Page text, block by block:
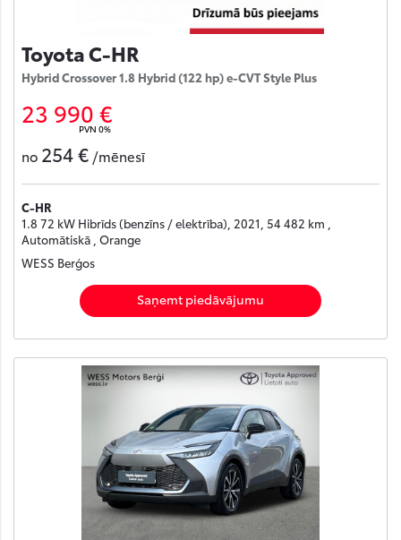
Toyota C-HR
Hybrid Crossover 1.8 Hybrid (122 hp) e-CVT Style Plus
23 990 €
PVN 0%
no 254 € /mēnesī
C-HR
1.8 72 kW Hibrīds (benzīns / elektrība), 2021, 54 482 km ,
Automātiskā , Orange
WESS Berģos
Saņemt piedāvājumu